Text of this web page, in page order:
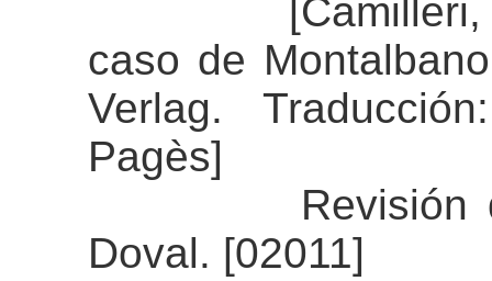
[Camilleri,
caso de
Verlag.
Pagès]
Revisión del
Doval. [02011]